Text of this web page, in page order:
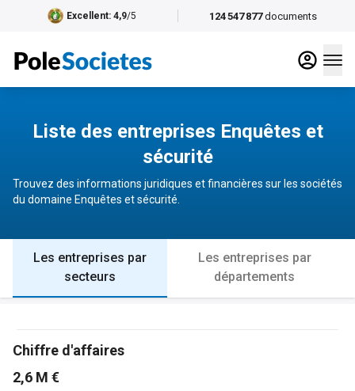
124 547 877 documents
Excellent: 4,9/5
Liste des entreprises Enquêtes et
sécurité
Trouvez des informations juridiques et financières sur les sociétés
du domaine Enquêtes et sécurité.
Les entreprises par
secteurs
Les entreprises par
départements
Chiffre d'affaires
2,6 M €